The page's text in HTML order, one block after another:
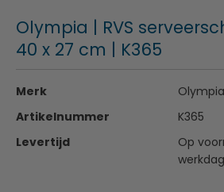
Olympia | RVS
40 x 27 cm | K365
Merk
Olympia
Artikelnummer
K365
Levertijd
Op